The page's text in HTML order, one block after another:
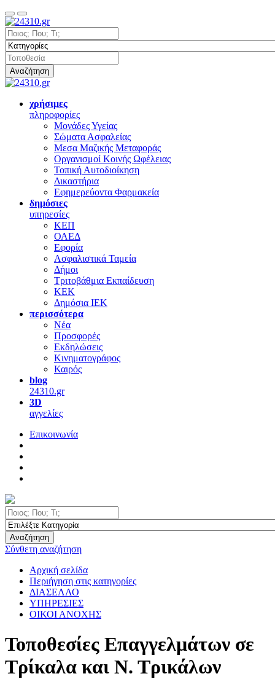
Αναζήτηση
χρήσιμες
πληροφορίες
Μονάδες Υγείας
Σώματα Ασφαλείας
Μεσα Μαζικής Μεταφοράς
Οργανισμοί Κοινής Ωφέλειας
Τοπική Αυτοδιοίκηση
Δικαστήρια
Εφημερεύοντα Φαρμακεία
δημόσιες
υπηρεσίες
ΚΕΠ
ΟΑΕΔ
Εφορία
Ασφαλιστικά Ταμεία
Δήμοι
Τριτοβάθμια Εκπαίδευση
ΚΕΚ
Δημόσια ΙΕΚ
περισσότερα
Νέα
Προσφορές
Εκδηλώσεις
Κινηματογράφος
Καιρός
blog
24310.gr
3D
αγγελίες
Επικοινωνία
Αναζήτηση
Σύνθετη αναζήτηση
Αρχική σελίδα
Περιήγηση στις κατηγορίες
ΔΙΑΣΕΛΛΟ
ΥΠΗΡΕΣΙΕΣ
ΟΙΚΟΙ ΑΝΟΧΗΣ
Τοποθεσίες Επαγγελμάτων σε
Τρίκαλα και Ν. Τρικάλων